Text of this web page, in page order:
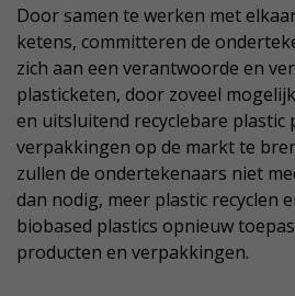
Door samen te werken met
ketens, committeren de
zich aan een verantwoorde en
plasticketen, door zoveel
en uitsluitend recyclebare plastic
verpakkingen op de markt te
zullen de ondertekenaars niet
dan nodig, meer plastic recyclen
biobased plastics opnieuw
producten en verpakkingen.